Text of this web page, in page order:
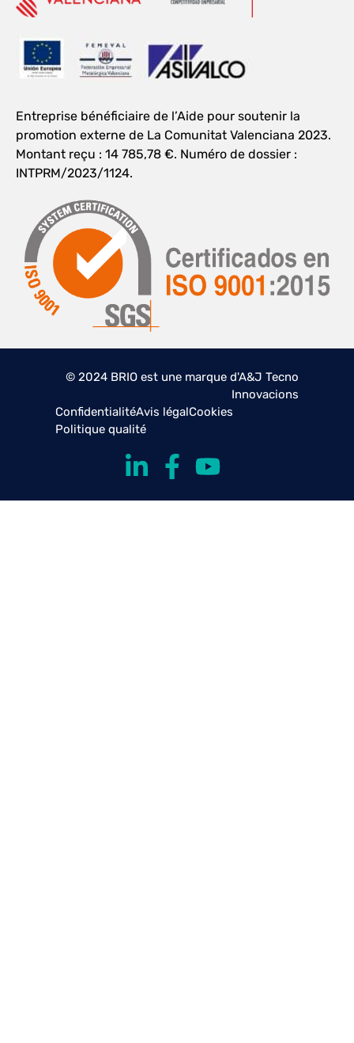
Entreprise bénéficiaire de l’Aide pour soutenir la
promotion externe de La Comunitat Valenciana 2023.
Montant reçu : 14 785,78 €. Numéro de dossier :
INTPRM/2023/1124.
© 2024 BRIO est une marque d'A&J Tecno
Innovacions
ConfidentialitéAvis légalCookies
Politique qualité